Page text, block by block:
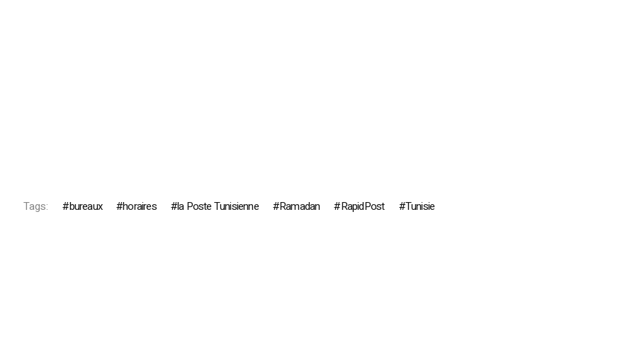
Tags: bureaux horaires la Poste Tunisienne Ramadan RapidPost Tunisie